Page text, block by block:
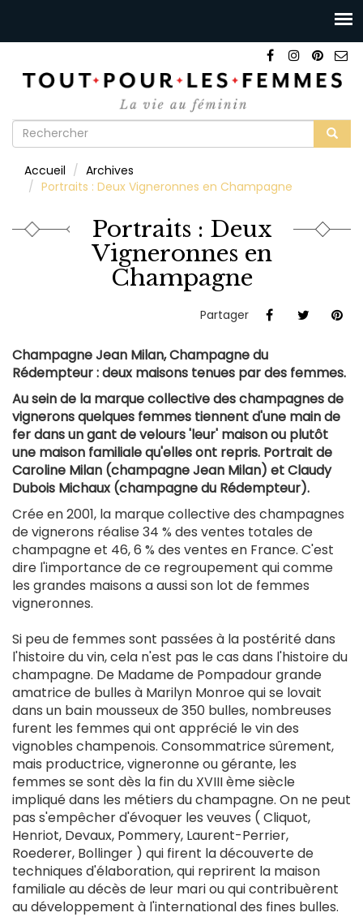
Formulaire
recherche
Accueil
Archives
Portraits : Deux Vigneronnes en Champagne
Portraits : Deux
Vigneronnes en
Champagne
Partager
Champagne Jean Milan, Champagne du
Rédempteur : deux maisons tenues par des femmes.
Au sein de la marque collective des champagnes de
vignerons quelques femmes tiennent d'une main de
fer dans un gant de velours 'leur' maison ou plutôt
une maison familiale qu'elles ont repris. Portrait de
Caroline Milan (champagne Jean Milan) et Claudy
Dubois Michaux (champagne du Rédempteur).
Crée en 2001, la marque collective des champagnes
de vignerons réalise 34 % des ventes totales de
champagne et 46, 6 % des ventes en France. C'est
dire l'importance de ce regroupement qui comme
les grandes maisons a aussi son lot de femmes
vigneronnes.
Si peu de femmes sont passées à la postérité dans
l'histoire du vin, cela n'est pas le cas dans l'histoire du
champagne. De Madame de Pompadour grande
amatrice de bulles à Marilyn Monroe qui se lovait
dans un bain mousseux de 350 bulles, nombreuses
furent les femmes qui ont apprécié le vin des
vignobles champenois. Consommatrice sûrement,
mais productrice, vigneronne ou gérante, les
femmes se sont dès la fin du XVIII ème siècle
impliqué dans les métiers du champagne. On ne peut
pas s'empêcher d'évoquer les veuves ( Cliquot,
Henriot, Devaux, Pommery, Laurent-Perrier,
Roederer, Bollinger ) qui firent la découverte de
techniques d'élaboration, qui reprirent la maison
familiale au décès de leur mari ou qui contribuèrent
au développement à l'international des fines bulles.